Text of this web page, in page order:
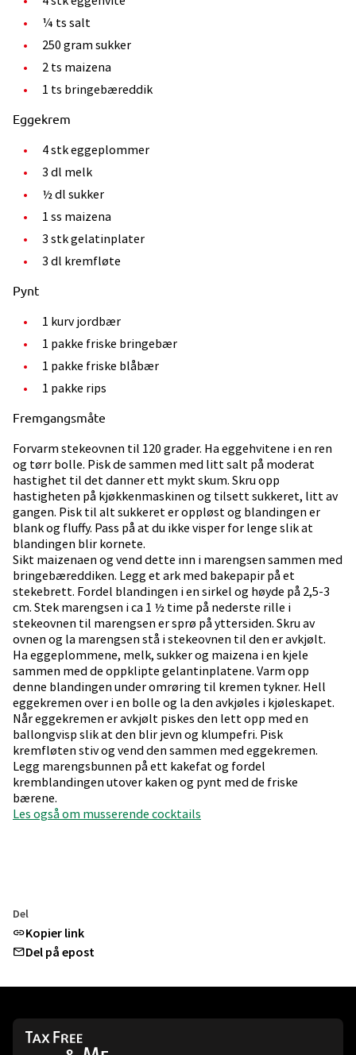
¼ ts salt
250 gram sukker
2 ts maizena
1 ts bringebæreddik
Eggekrem
4 stk eggeplommer
3 dl melk
½ dl sukker
1 ss maizena
3 stk gelatinplater
3 dl kremfløte
Pynt
1 kurv jordbær
1 pakke friske bringebær
1 pakke friske blåbær
1 pakke rips
Fremgangsmåte
Forvarm stekeovnen til 120 grader. Ha eggehvitene i en ren
og tørr bolle. Pisk de sammen med litt salt på moderat
hastighet til det danner ett mykt skum. Skru opp
hastigheten på kjøkkenmaskinen og tilsett sukkeret, litt av
gangen. Pisk til alt sukkeret er oppløst og blandingen er
blank og fluffy. Pass på at du ikke visper for lenge slik at
blandingen blir kornete.
Sikt maizenaen og vend dette inn i marengsen sammen med
bringebæreddiken. Legg et ark med bakepapir på et
stekebrett. Fordel blandingen i en sirkel og høyde på 2,5-3
cm. Stek marengsen i ca 1 ½ time på nederste rille i
stekeovnen til marengsen er sprø på yttersiden. Skru av
ovnen og la marengsen stå i stekeovnen til den er avkjølt.
Ha eggeplommene, melk, sukker og maizena i en kjele
sammen med de oppklipte gelantinplatene. Varm opp
denne blandingen under omrøring til kremen tykner. Hell
eggekremen over i en bolle og la den avkjøles i kjøleskapet.
Når eggekremen er avkjølt piskes den lett opp med en
ballongvisp slik at den blir jevn og klumpefri. Pisk
kremfløten stiv og vend den sammen med eggekremen.
Legg marengsbunnen på ett kakefat og fordel
kremblandingen utover kaken og pynt med de friske
bærene.
Les også om musserende cocktails
Del
Kopier link
Del på epost